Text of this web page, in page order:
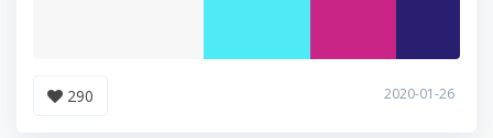
290 2020-01-26